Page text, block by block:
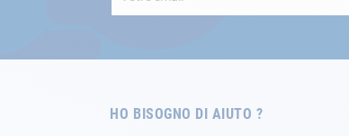
alla
HO BISOGNO DI AIUTO ?